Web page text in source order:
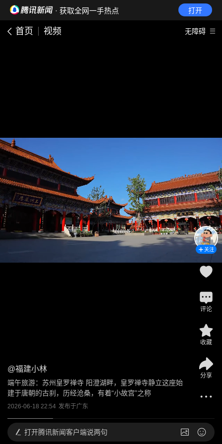
· 获取全网一手热点 打开
首页 视频 无障碍
@福建小林
端午旅游：苏州皇罗禅寺 阳澄湖畔，皇罗禅寺静立这座始
建于唐朝的古刹，历经沧桑，有着“小故宫”之称
2026-06-18 22:54 发布于广东
关注
评论
收藏
分享
打开腾讯新闻客户端说两句